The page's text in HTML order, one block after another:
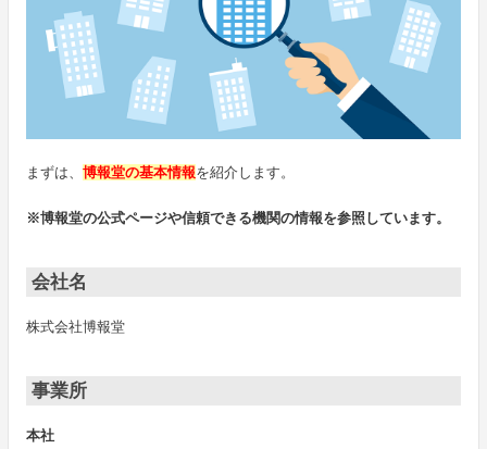
まずは、 博報堂の基本情報を紹介します。
※博報堂の公式ページや信頼できる機関の情報を参照しています。
会社名
株式会社博報堂
事業所
本社